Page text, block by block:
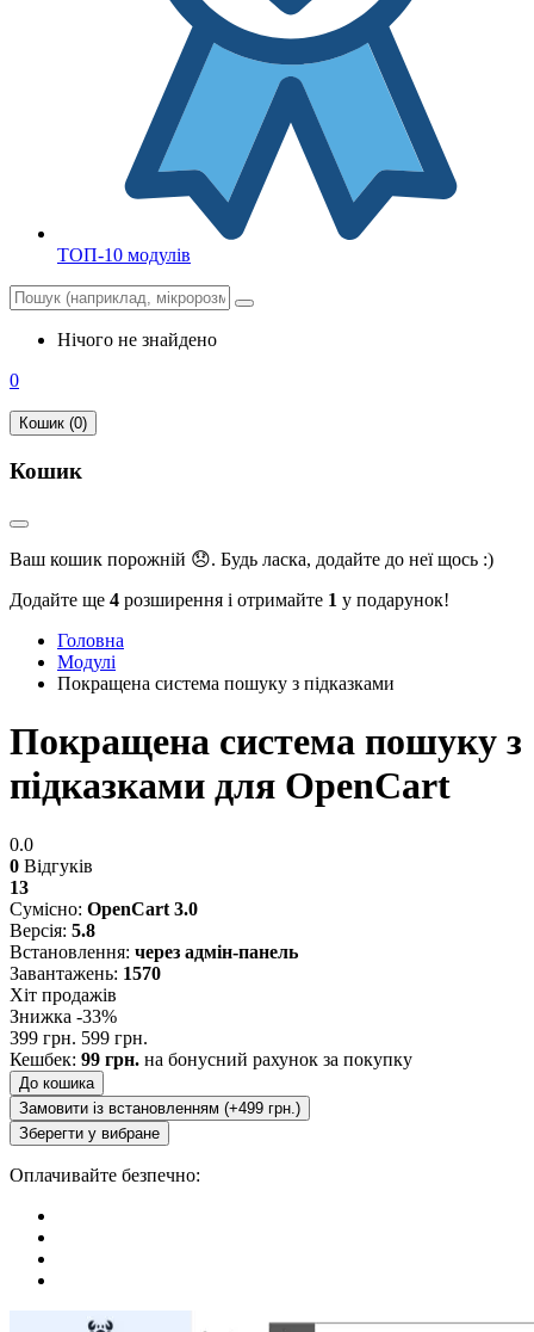
ТОП-10 модулів
Нічого не знайдено
0
Кошик (0)
Кошик
Ваш кошик порожній 😞. Будь ласка, додайте до неї щось :)
Додайте ще 4 розширення і отримайте 1 у подарунок!
Головна
Модулі
Покращена система пошуку з підказками
Покращена система пошуку з
підказками для OpenCart
0.0
0 Відгуків
13
Сумісно: OpenCart 3.0
Версія: 5.8
Встановлення: через адмін-панель
Завантажень: 1570
Хіт продажів
Знижка -33%
399 грн. 599 грн.
Кешбек: 99 грн. на бонусний рахунок за покупку
До кошика
Замовити із встановленням (+499 грн.)
Зберегти у вибране
Оплачивайте безпечно: